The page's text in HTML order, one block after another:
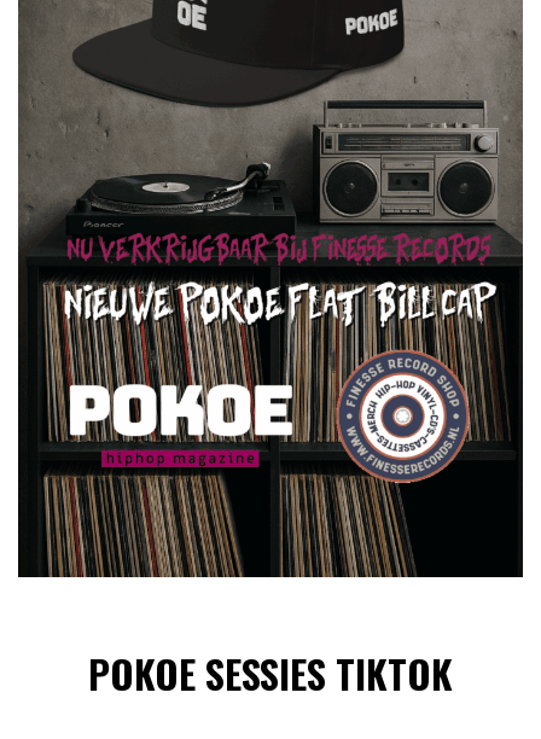
POKOE SESSIES TIKTOK